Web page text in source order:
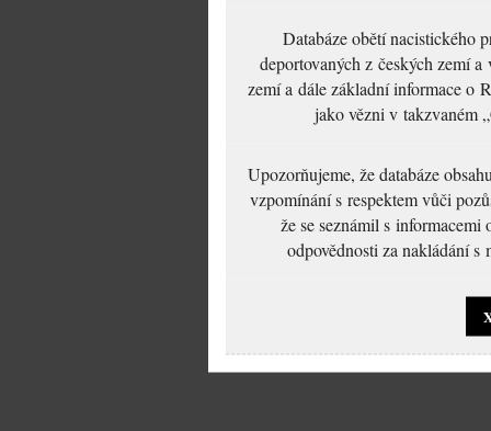
Databáze obětí nacistického
deportovaných z českých zemí
zemí a dále základní informace o
jako vězni v takzvaném
Upozorňujeme, že databáze
vzpomínání s respektem vůči
že se seznámil s
odpovědnosti za nakládání